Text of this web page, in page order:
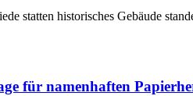
statten historisches Gebäude
für namenhaften